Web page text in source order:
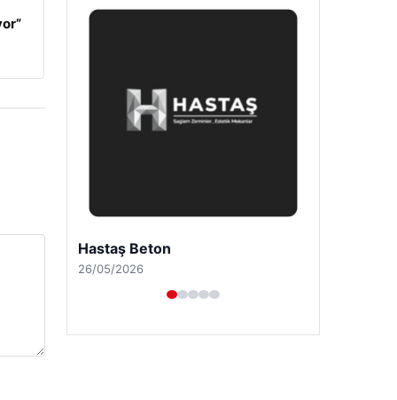
Prenses Night Club
29/04/2026